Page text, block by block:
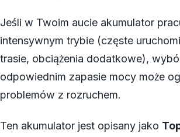
Jeśli w Twoim aucie akumulator
intensywnym trybie (częste
trasie, obciążenia dodatkowe),
odpowiednim zapasie mocy może
problemów z rozruchem.
Ten akumulator jest opisany jako